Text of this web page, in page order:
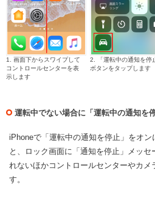
1. 画面下からスワイプして
コントロールセンターを表
示します
2. 「運転中の通知を停
ボタンをタップします
運転中でない場合に「運転中の通知を
iPhoneで「運転中の通知を停止」をオ
と、ロック画面に「通知を停止」メッセ
れないほかコントロールセンターやカメ
す。